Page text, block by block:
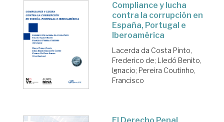
Compliance y lucha
contra la corrupción en
España, Portugal e
Iberoamérica
Lacerda da Costa Pinto,
Frederico de; Lledó Benito,
Ignacio; Pereira Coutinho,
Francisco